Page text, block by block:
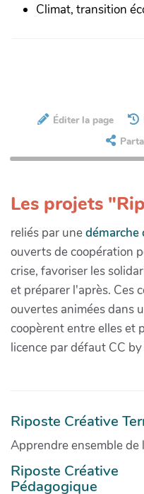
Climat, transition
Éditer la page